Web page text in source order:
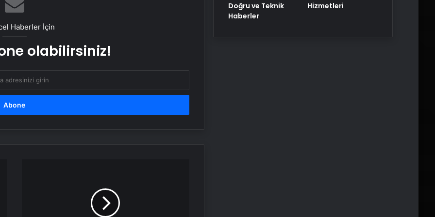
Dikkat! Meteoroloji uyardı: 2 bölge 5
il için kuvvetli sağanak alarmı!
Haberler İçin
olabilirsiniz!
Doğru ve Teknik
Haberler
Hizmetleri